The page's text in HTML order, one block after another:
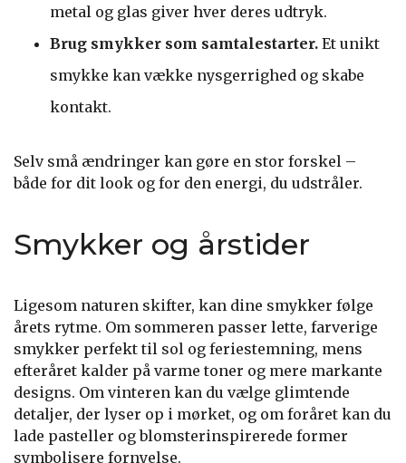
metal og glas giver hver deres udtryk.
Brug smykker som samtalestarter. Et unikt
smykke kan vække nysgerrighed og skabe
kontakt.
Selv små ændringer kan gøre en stor forskel –
både for dit look og for den energi, du udstråler.
Smykker og årstider
Ligesom naturen skifter, kan dine smykker følge
årets rytme. Om sommeren passer lette, farverige
smykker perfekt til sol og feriestemning, mens
efteråret kalder på varme toner og mere markante
designs. Om vinteren kan du vælge glimtende
detaljer, der lyser op i mørket, og om foråret kan du
lade pasteller og blomsterinspirerede former
symbolisere fornyelse.